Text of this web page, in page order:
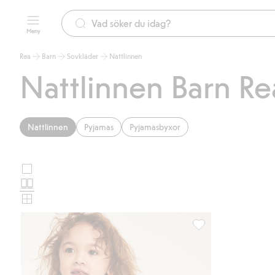
Meny
Rea Barn Sovkläder Nattlinnen
Nattlinnen Barn
Nattlinnen Pyjamas Pyjamasbyxor
Välj
produktkortslayout
bilder